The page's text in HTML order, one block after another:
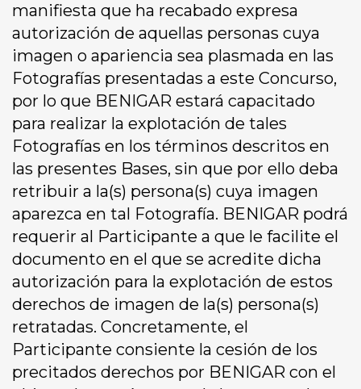
manifiesta que ha recabado expresa
autorización de aquellas personas cuya
imagen o apariencia sea plasmada en las
Fotografías presentadas a este Concurso,
por lo que BENIGAR estará capacitado
para realizar la explotación de tales
Fotografías en los términos descritos en
las presentes Bases, sin que por ello deba
retribuir a la(s) persona(s) cuya imagen
aparezca en tal Fotografía. BENIGAR podrá
requerir al Participante a que le facilite el
documento en el que se acredite dicha
autorización para la explotación de estos
derechos de imagen de la(s) persona(s)
retratadas. Concretamente, el
Participante consiente la cesión de los
precitados derechos por BENIGAR con el